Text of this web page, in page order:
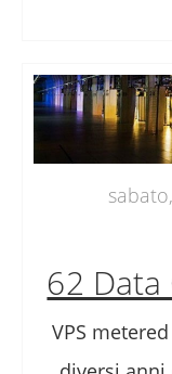
62 Data
VPS